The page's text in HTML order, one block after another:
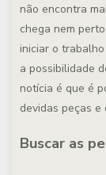
não encontra
chega nem
iniciar o
a possibilidade
notícia é que é
devidas peças e
Buscar as